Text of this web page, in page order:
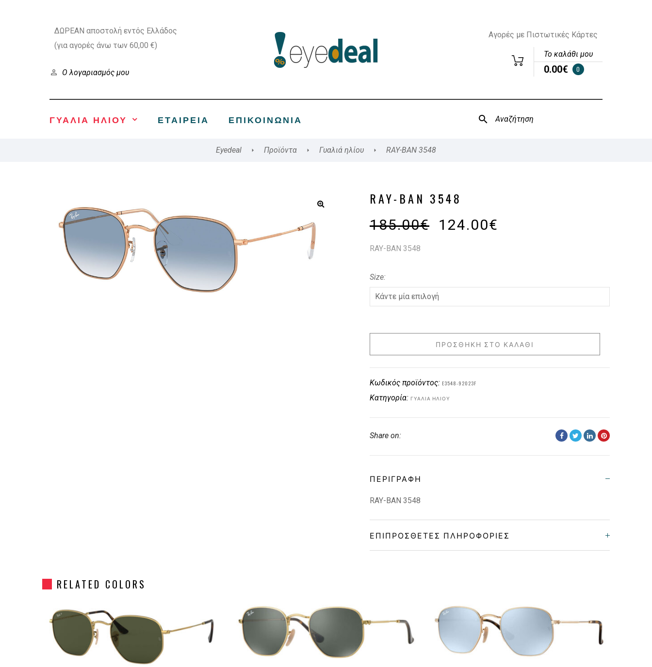
ΔΩΡΕΑΝ αποστολή εντός Ελλάδος
(για αγορές άνω των 60,00 €)
Ο λογαριασμός μου
Αγορές με Πιστωτικές Κάρτες
Το καλάθι μου
0.00€ 0
ΓΥΑΛΙΑ ΗΛΙΟΥ ΕΤΑΙΡΕΊΑ ΕΠΙΚΟΙΝΩΝΊΑ
Eyedeal Προϊόντα Γυαλιά ηλίου RAY-BAN 3548
RAY-BAN 3548
185.00€ 124.00€
RAY-BAN 3548
Size
ΠΡΟΣΘΉΚΗ ΣΤΟ ΚΑΛΆΘΙ
Κωδικός προϊόντος: E3548-92023F
Κατηγορία: ΓΥΑΛΙΆ ΗΛΊΟΥ
Share on:
ΠΕΡΙΓΡΑΦΉ
RAY-BAN 3548
ΕΠΙΠΡΌΣΘΕΤΕΣ ΠΛΗΡΟΦΟΡΊΕΣ
GOLD PINK
Lens Color GRADIENT BLUE
RELATED COLORS